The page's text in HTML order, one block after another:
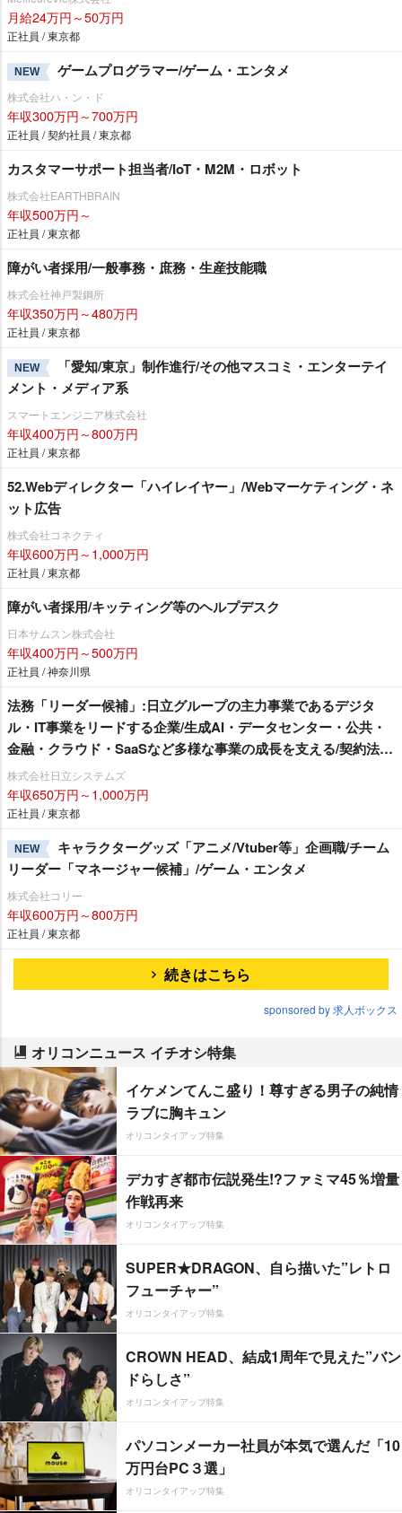
月給24万円～50万円
正社員 / 東京都
NEW ゲームプログラマー/ゲーム・エンタメ
株式会社ハ・ン・ド
年収300万円～700万円
正社員 / 契約社員 / 東京都
カスタマーサポート担当者/IoT・M2M・ロボット
株式会社EARTHBRAIN
年収500万円～
正社員 / 東京都
障がい者採用/一般事務・庶務・生産技能職
株式会社神戸製鋼所
年収350万円～480万円
正社員 / 東京都
NEW
「愛知/東京」制作進行/その他マスコミ・エンターテイ
メント・メディア系
スマートエンジニア株式会社
年収400万円～800万円
正社員 / 東京都
52.Webディレクター「ハイレイヤー」/Webマーケティング・ネ
ット広告
株式会社コネクティ
年収600万円～1,000万円
正社員 / 東京都
障がい者採用/キッティング等のヘルプデスク
日本サムスン株式会社
年収400万円～500万円
正社員 / 神奈川県
法務「リーダー候補」:日立グループの主力事業であるデジタ
ル・IT事業をリードする企業/生成AI・データセンター・公共・
金融・クラウド・SaaSなど多様な事業の成長を支える/契約法務
中心/システムインテグレータ・ソフトハウス
株式会社日立システムズ
年収650万円～1,000万円
正社員 / 東京都
NEW
キャラクターグッズ「アニメ/Vtuber等」企画職/チーム
リーダー「マネージャー候補」/ゲーム・エンタメ
株式会社コリー
年収600万円～800万円
正社員 / 東京都
続きはこちら
sponsored by 求人ボックス
オリコンニュース イチオシ特集
イケメンてんこ盛り！尊すぎる男子の純情
ラブに胸キュン
オリコンタイアップ特集
デカすぎ都市伝説発生!?ファミマ45％増量
作戦再来
オリコンタイアップ特集
SUPER★DRAGON、自ら描いた”レトロ
フューチャー”
オリコンタイアップ特集
CROWN HEAD、結成1周年で見えた”バン
ドらしさ”
オリコンタイアップ特集
パソコンメーカー社員が本気で選んだ「10
万円台PC３選」
オリコンタイアップ特集